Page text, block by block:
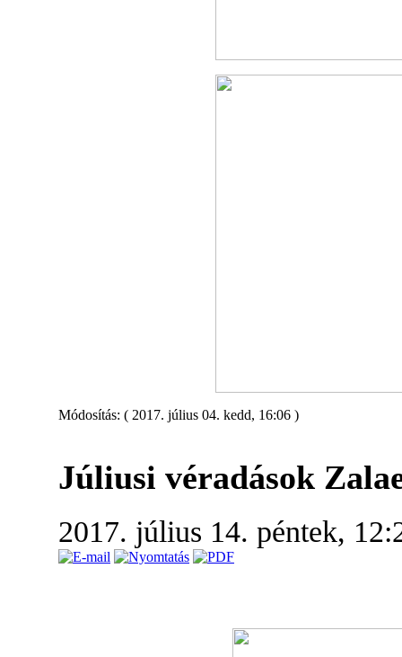
Módosítás: ( 2017. július 04. kedd, 16:06 )
Júliusi véradások
2017. július 14. péntek,